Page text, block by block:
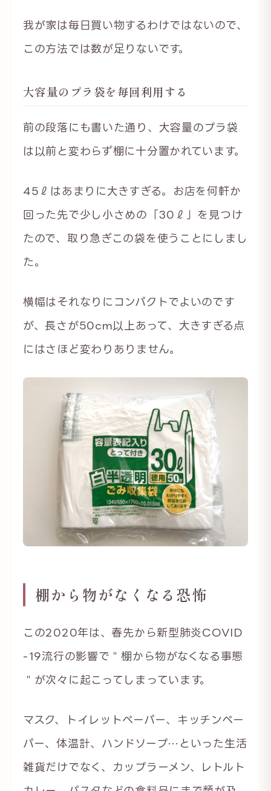
我が家は毎日買い物するわけではないので、
この方法では数が足りないです。
大容量のプラ袋を毎回利用する
前の段落にも書いた通り、大容量のプラ袋
は以前と変わらず棚に十分置かれています。
45ℓはあまりに大きすぎる。お店を何軒か
回った先で少し小さめの「30ℓ」を見つけ
たので、取り急ぎこの袋を使うことにしまし
た。
横幅はそれなりにコンパクトでよいのです
が、長さが50cm以上あって、大きすぎる点
にはさほど変わりありません。
棚から物がなくなる恐怖
この2020年は、春先から新型肺炎COVID
-19流行の影響で＂棚から物がなくなる事態
＂が次々に起こってしまっています。
マスク、トイレットペーパー、キッチンペー
パー、体温計、ハンドソープ…といった生活
雑貨だけでなく、カップラーメン、レトルト